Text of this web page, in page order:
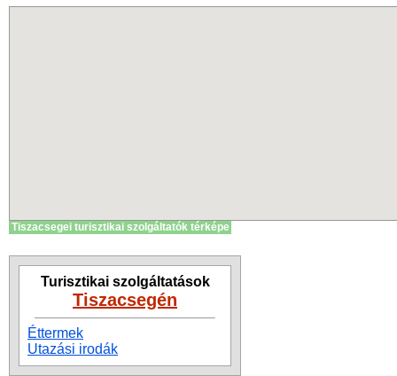
Tiszacsegei turisztikai szolgáltatók térképe
Turisztikai szolgáltatások
Tiszacsegén
Éttermek
Utazási irodák